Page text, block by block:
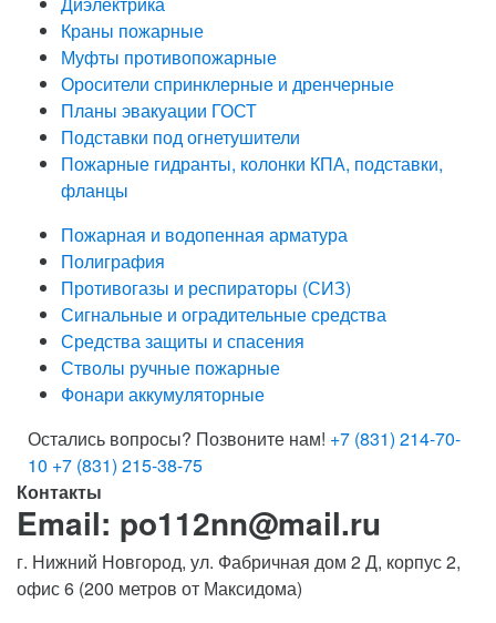
Краны пожарные
Муфты противопожарные
Оросители спринклерные и дренчерные
Планы эвакуации ГОСТ
Подставки под огнетушители
Пожарные гидранты, колонки КПА, подставки,
фланцы
Пожарная и водопенная арматура
Полиграфия
Противогазы и респираторы (СИЗ)
Сигнальные и оградительные средства
Средства защиты и спасения
Стволы ручные пожарные
Фонари аккумуляторные
Остались вопросы? Позвоните нам! +7 (831) 214-70-
10 +7 (831) 215-38-75
Контакты
Email: po112nn@mail.ru
г. Нижний Новгород, ул. Фабричная дом 2 Д, корпус 2,
офис 6 (200 метров от Максидома)